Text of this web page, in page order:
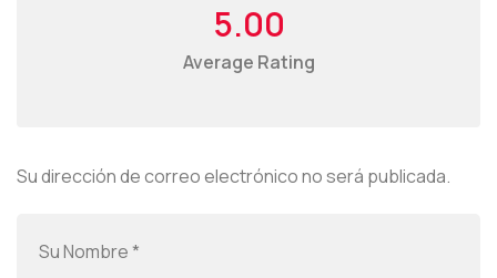
5.00
Average Rating
Su dirección de correo electrónico no será publicada.